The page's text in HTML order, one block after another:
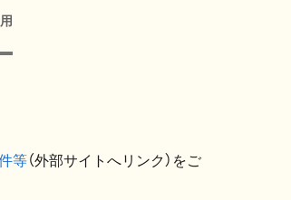
等（外部サイトへリンク）をご